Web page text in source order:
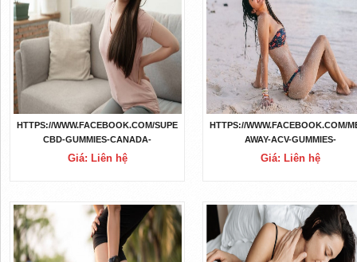
HTTPS://WWW.FACEBOOK.COM/SUPER-
CBD-GUMMIES-CANADA-
100227056124889/
Giá: Liên hệ
HTTPS://WWW.FACEBOOK.COM/
AWAY-ACV-GUMMIES-
100350392778346
Giá: Liên hệ